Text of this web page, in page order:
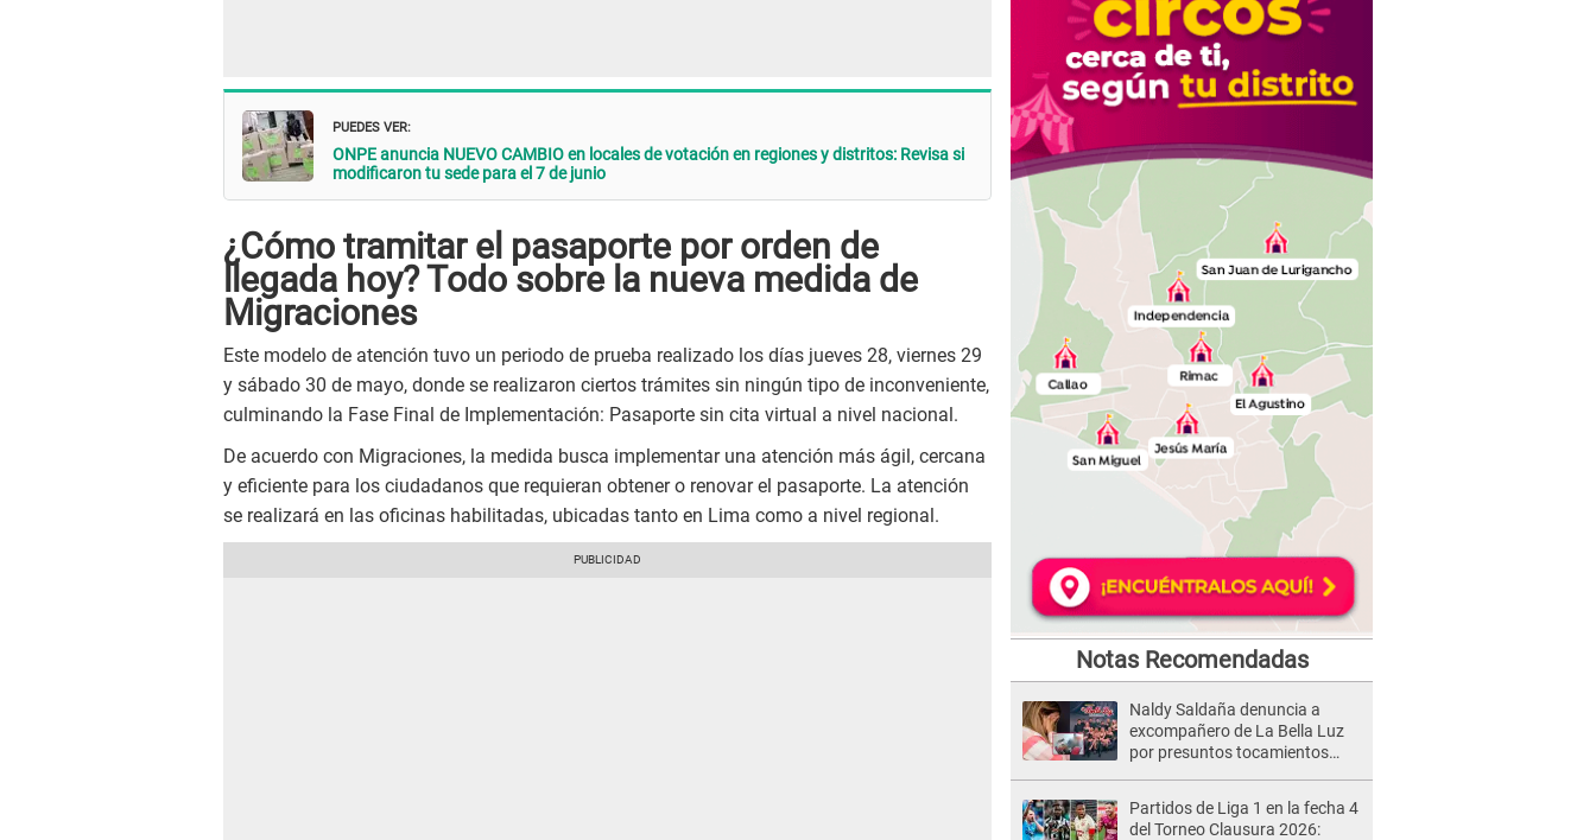
PUEDES VER:
ONPE anuncia NUEVO CAMBIO en locales de votación en regiones y distritos: Revisa si
modificaron tu sede para el 7 de junio
¿Cómo tramitar el pasaporte por orden de
llegada hoy? Todo sobre la nueva medida de
Migraciones
Este modelo de atención tuvo un periodo de prueba realizado los días jueves 28, viernes 29
y sábado 30 de mayo, donde se realizaron ciertos trámites sin ningún tipo de inconveniente,
culminando la Fase Final de Implementación: Pasaporte sin cita virtual a nivel nacional.
De acuerdo con Migraciones, la medida busca implementar una atención más ágil, cercana
y eficiente para los ciudadanos que requieran obtener o renovar el pasaporte. La atención
se realizará en las oficinas habilitadas, ubicadas tanto en Lima como a nivel regional.
Notas Recomendadas
Naldy Saldaña denuncia a
excompañero de La Bella Luz
por presuntos tocamientos
Partidos de Liga 1 en la fecha 4
del Torneo Clausura 2026: